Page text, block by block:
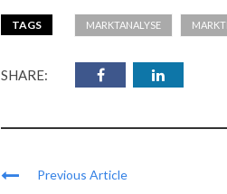
TAGS MARKTANALYSE
SHARE:
Previous Article